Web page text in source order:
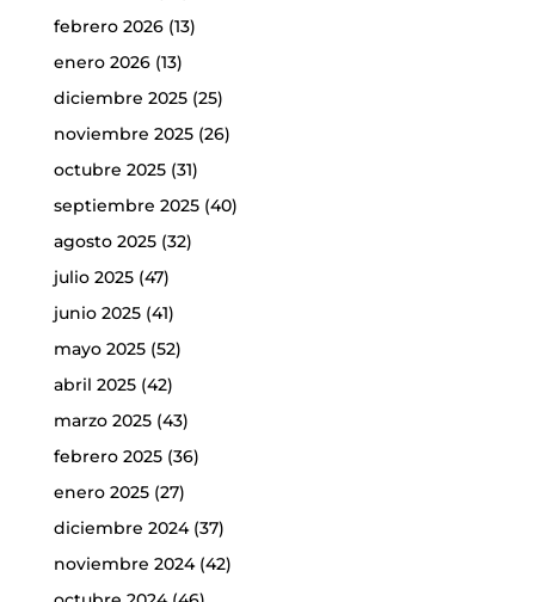
febrero 2026(13)
enero 2026(13)
diciembre 2025(25)
noviembre 2025(26)
octubre 2025(31)
septiembre 2025(40)
agosto 2025(32)
julio 2025(47)
junio 2025(41)
mayo 2025(52)
abril 2025(42)
marzo 2025(43)
febrero 2025(36)
enero 2025(27)
diciembre 2024(37)
noviembre 2024(42)